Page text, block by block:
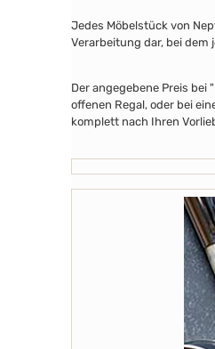
Jedes Möbelstück von
Verarbeitung dar, bei
Der angegebene Preis
offenen Regal, oder bei
komplett nach Ihren